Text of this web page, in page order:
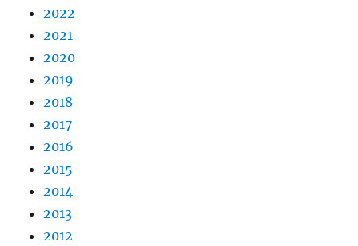
2022
2021
2020
2019
2018
2017
2016
2015
2014
2013
2012